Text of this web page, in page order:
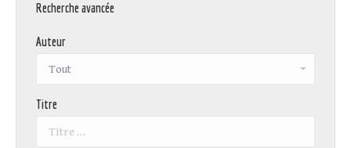
Recherche avancée
Auteur
Titre